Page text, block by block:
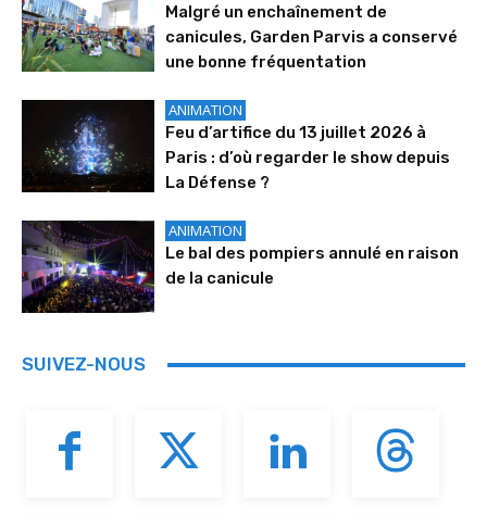
Malgré un enchaînement de
canicules, Garden Parvis a conservé
une bonne fréquentation
ANIMATION
Feu d’artifice du 13 juillet 2026 à
Paris : d’où regarder le show depuis
La Défense ?
ANIMATION
Le bal des pompiers annulé en raison
de la canicule
SUIVEZ-NOUS